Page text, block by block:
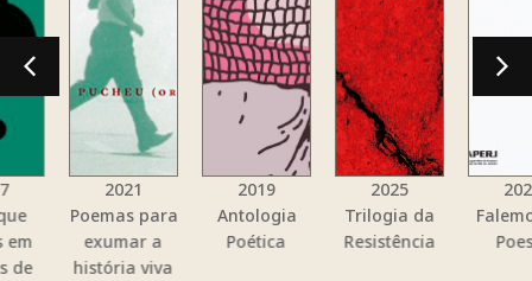
Poemas para
exumar a
história viva
Antologia
Poética
Trilogia da
Resistência
Falemos de